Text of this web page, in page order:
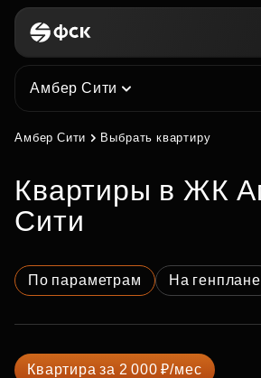
Амбер Сити
Амбер Сити Выбрать квартиру
квартиры в ЖК Амбер
Сити
По параметрам На генплане
Квартира за 2 000 ₽/мес